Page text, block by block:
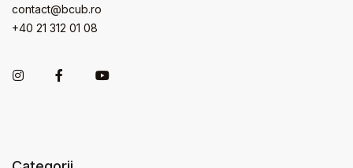
contact@bcub.ro
+40 21 312 01 08